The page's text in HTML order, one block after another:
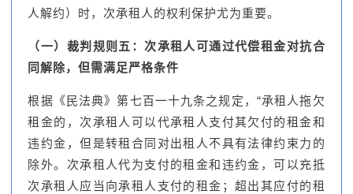
人解约）时，次承租人的权利保护尤为重要。
（一）裁判规则五：次承租人可通过代偿租金对抗合
同解除，但需满足严格条件
根据《民法典》第七百一十九条之规定，“承租人拖欠
租金的，次承租人可以代承租人支付其欠付的租金和
违约金，但是转租合同对出租人不具有法律约束力的
除外。次承租人代为支付的租金和违约金，可以充抵
次承租人应当向承租人支付的租金；超出其应付的租